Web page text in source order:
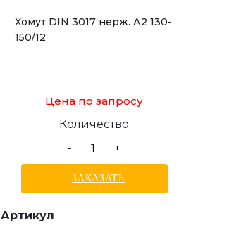
Хомут DIN 3017 нерж. А2 130-
150/12
Цена по запросу
Количество
-
+
ЗАКАЗАТЬ
Артикул